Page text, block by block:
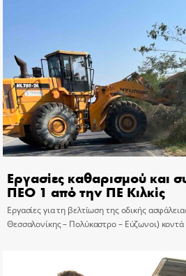
Εργασίες καθαρισμού και
ΠΕΟ 1 από την ΠΕ Κιλκίς
Εργασίες για τη βελτίωση της οδικής
Θεσσαλονίκης – Πολύκαστρο – Εύζωνοι) κοντά